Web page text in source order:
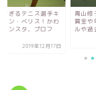
修子は身長154cm！
や年収、プロフィー
過去の戦績、家...
オンス
なおみ
wiki的